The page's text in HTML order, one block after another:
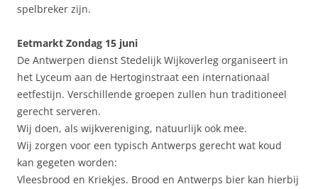
spelbreker zijn.
Eetmarkt Zondag 15 juni
De Antwerpen dienst Stedelijk Wijkoverleg organiseert in
het Lyceum aan de Hertoginstraat een internationaal
eetfestijn. Verschillende groepen zullen hun traditioneel
gerecht serveren.
Wij doen, als wijkvereniging, natuurlijk ook mee.
Wij zorgen voor een typisch Antwerps gerecht wat koud
kan gegeten worden:
Vleesbrood en Kriekjes. Brood en Antwerps bier kan hierbij